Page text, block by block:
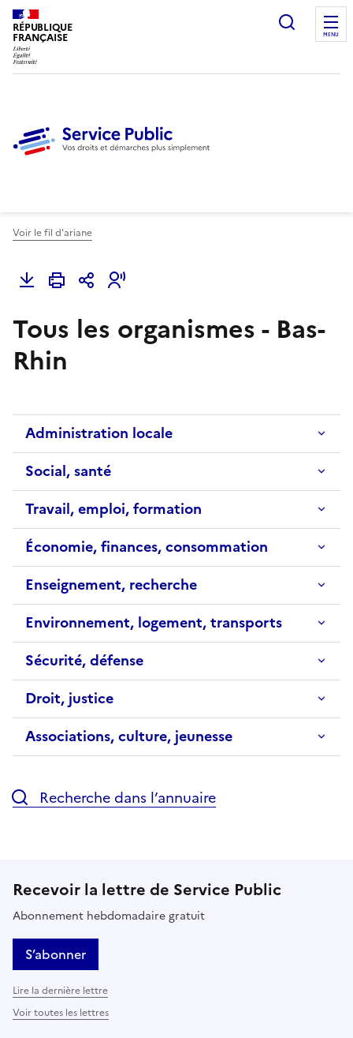
RÉPUBLIQUE
FRANÇAISE
Ouvrir
MENU
Voir le fil d'ariane
Tous les organismes - Bas-
Rhin
Administration locale
Social, santé
Travail, emploi, formation
Économie, finances, consommation
Enseignement, recherche
Environnement, logement, transports
Sécurité, défense
Droit, justice
Associations, culture, jeunesse
Recherche dans l’annuaire
Recevoir la lettre de Service Public
Abonnement hebdomadaire gratuit
S’abonner
Lire la dernière lettre
Voir toutes les lettres